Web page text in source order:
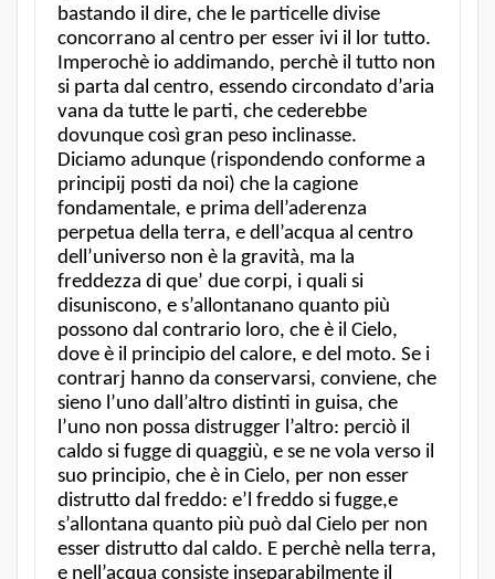
bastando il dire, che le particelle divise
concorrano al centro per esser ivi il lor tutto.
Imperochè io addimando, perchè il tutto non
si parta dal centro, essendo circondato d’aria
vana da tutte le parti, che cederebbe
dovunque così gran peso inclinasse.
Diciamo adunque (rispondendo conforme a
principij posti da noi) che la cagione
fondamentale, e prima dell’aderenza
perpetua della terra, e dell’acqua al centro
dell’universo non è la gravità, ma la
freddezza di que’ due corpi, i quali si
disuniscono, e s’allontanano quanto più
possono dal contrario loro, che è il Cielo,
dove è il principio del calore, e del moto. Se i
contrarj hanno da conservarsi, conviene, che
sieno l’uno dall’altro distinti in guisa, che
l’uno non possa distrugger l’altro: perciò il
caldo si fugge di quaggiù, e se ne vola verso il
suo principio, che è in Cielo, per non esser
distrutto dal freddo: e’l freddo si fugge,e
s’allontana quanto più può dal Cielo per non
esser distrutto dal caldo. E perchè nella terra,
e nell’acqua consiste inseparabilmente il